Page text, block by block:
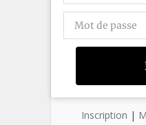
Inscription |